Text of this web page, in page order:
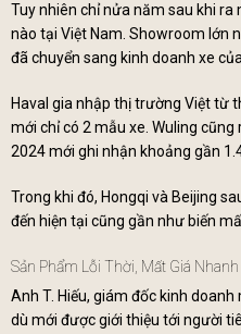
Tuy nhiên chỉ nửa năm sau khi ra
nào tại Việt Nam. Showroom lớn
đã chuyển sang kinh doanh xe
Haval gia nhập thị trường Việt từ
mới chỉ có 2 mẫu xe. Wuling
2024 mới ghi nhận khoảng gần
Trong khi đó, Hongqi và Beijing
đến hiện tại cũng gần như biến
Sản Phẩm Lỗi Thời, Mất Giá Nhanh
Anh T. Hiếu, giám đốc kinh
dù mới được giới thiệu tới người